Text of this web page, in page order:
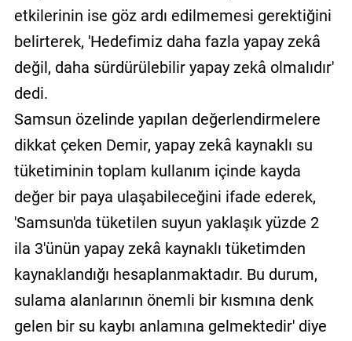
etkilerinin ise göz ardı edilmemesi gerektiğini
belirterek, 'Hedefimiz daha fazla yapay zekâ
değil, daha sürdürülebilir yapay zekâ olmalıdır'
dedi.
Samsun özelinde yapılan değerlendirmelere
dikkat çeken Demir, yapay zekâ kaynaklı su
tüketiminin toplam kullanım içinde kayda
değer bir paya ulaşabileceğini ifade ederek,
'Samsun'da tüketilen suyun yaklaşık yüzde 2
ila 3'ünün yapay zekâ kaynaklı tüketimden
kaynaklandığı hesaplanmaktadır. Bu durum,
sulama alanlarının önemli bir kısmına denk
gelen bir su kaybı anlamına gelmektedir' diye